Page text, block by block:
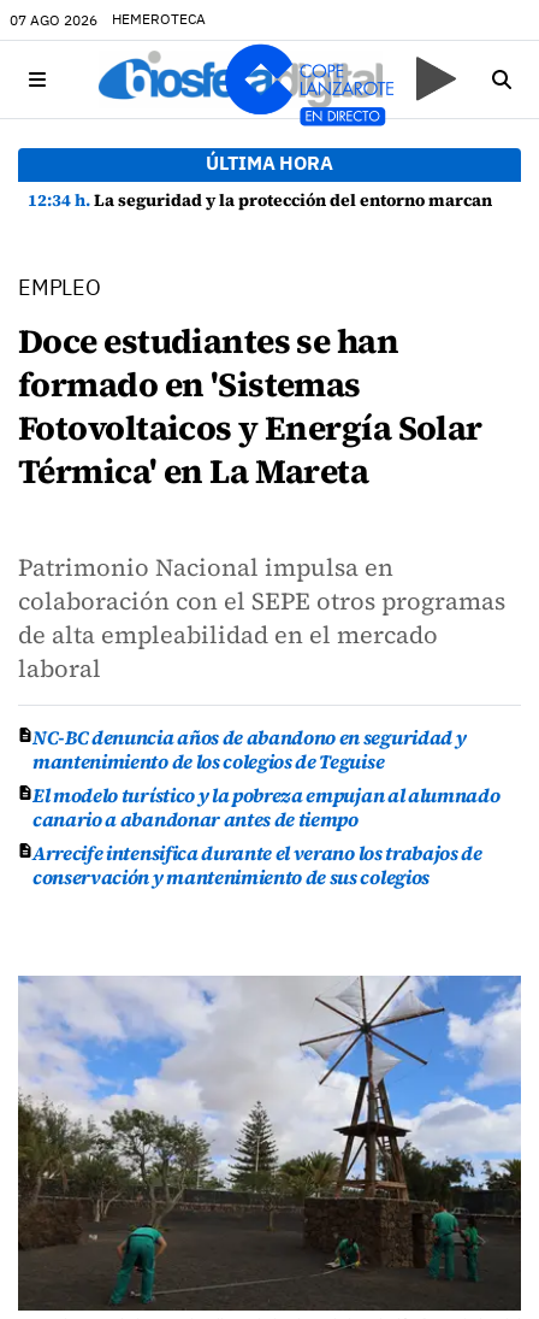
07 AGO 2026 HEMEROTECA
ÚLTIMA HORA
12:34 h.La seguridad y la protección del entorno marcan la planificación de las Fiestas de La Caleta de Famara
EMPLEO
Doce estudiantes se han
formado en 'Sistemas
Fotovoltaicos y Energía Solar
Térmica' en La Mareta
Patrimonio Nacional impulsa en
colaboración con el SEPE otros programas
de alta empleabilidad en el mercado
laboral
NC-BC denuncia años de abandono en seguridad y
mantenimiento de los colegios de Teguise
El modelo turístico y la pobreza empujan al alumnado
canario a abandonar antes de tiempo
Arrecife intensifica durante el verano los trabajos de
conservación y mantenimiento de sus colegios